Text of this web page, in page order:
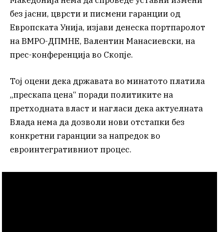
без јасни, цврсти и писмени гаранции од
Европската Унија, изјави денеска портпаролот
на ВМРО-ДПМНЕ, Валентин Манасиевски, на
прес-конференција во Скопје.
Тој оцени дека државата во минатото платила
„прескапа цена“ поради политиките на
претходната власт и нагласи дека актуелната
Влада нема да дозволи нови отстапки без
конкретни гаранции за напредок во
евроинтегративниот процес.